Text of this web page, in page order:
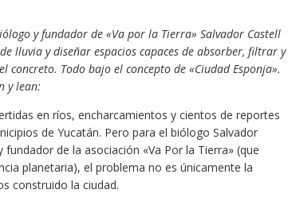
y fundador de «Va por la Tierra» Salvador Castell
lluvia y diseñar espacios capaces de absorber, filtrar y
Todo bajo el concepto de «Ciudad Esponja».
y lean:
en ríos, encharcamientos y cientos de reportes
de Yucatán. Pero para el biólogo Salvador
de la asociación «Va Por la Tierra» (que
planetaria), el problema no es únicamente la
construido la ciudad.